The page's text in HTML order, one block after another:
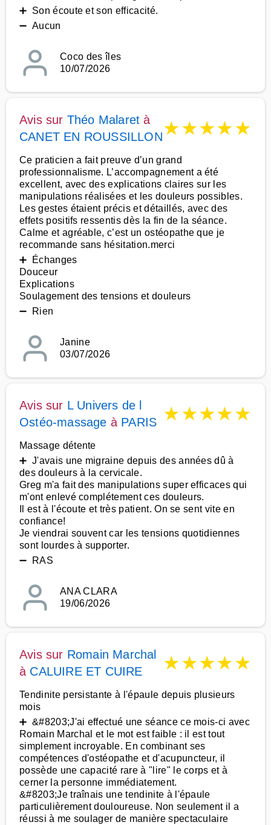
➕ Son écoute et son efficacité.
➖ Aucun
Coco des îles
10/07/2026
Avis sur Théo Malaret à
CANET EN ROUSSILLON★★★★★
Ce praticien a fait preuve d’un grand
professionnalisme. L’accompagnement a été
excellent, avec des explications claires sur les
manipulations réalisées et les douleurs possibles.
Les gestes étaient précis et détaillés, avec des
effets positifs ressentis dès la fin de la séance.
Calme et agréable, c’est un ostéopathe que je
recommande sans hésitation.merci
➕ Échanges
Douceur
Explications
Soulagement des tensions et douleurs
➖ Rien
Janine
03/07/2026
Avis sur L Univers de l
Ostéo-massage à PARIS ★★★★★
Massage détente
➕ J'avais une migraine depuis des années dû à
des douleurs à la cervicale.
Greg m'a fait des manipulations super efficaces qui
m'ont enlevé complétement ces douleurs.
Il est à l'écoute et très patient. On se sent vite en
confiance!
Je viendrai souvent car les tensions quotidiennes
sont lourdes à supporter.
➖ RAS
ANA CLARA
19/06/2026
Avis sur Romain Marchal
à CALUIRE ET CUIRE ★★★★★
Tendinite persistante à l'épaule depuis plusieurs
mois
➕ &#8203;J'ai effectué une séance ce mois-ci avec
Romain Marchal et le mot est faible : il est tout
simplement incroyable. En combinant ses
compétences d'ostéopathe et d'acupuncteur, il
possède une capacité rare à "lire" le corps et à
cerner la personne immédiatement.
&#8203;Je traînais une tendinite à l'épaule
particulièrement douloureuse. Non seulement il a
réussi à me soulager de manière spectaculaire